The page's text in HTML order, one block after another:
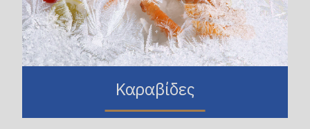
Καραβίδες